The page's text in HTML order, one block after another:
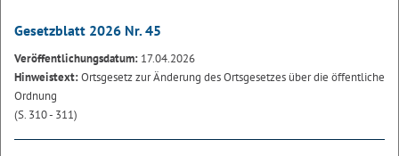
Gesetzblatt 2026 Nr. 45
Veröffentlichungsdatum: 17.04.2026
Hinweistext:Ortsgesetz zur Änderung des Ortsgesetzes über die öffentliche
Ordnung
(S. 310 - 311)